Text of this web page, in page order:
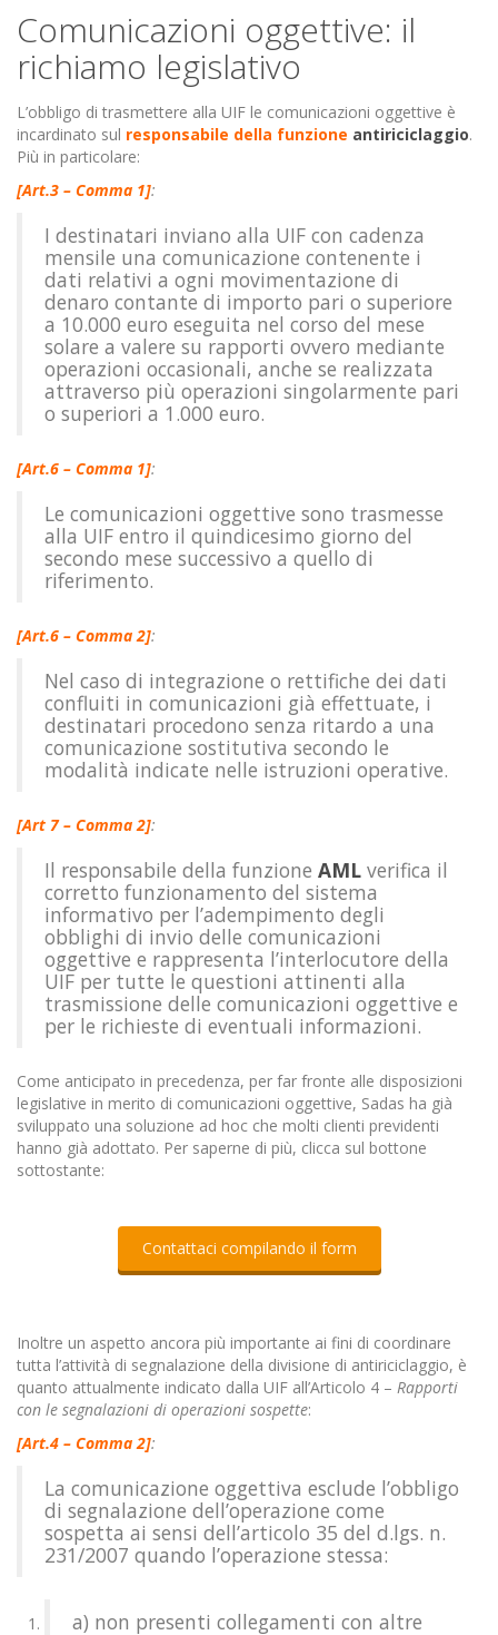
Comunicazioni oggettive: il
richiamo legislativo
L’obbligo di trasmettere alla UIF le comunicazioni oggettive è
incardinato sul responsabile della funzione antiriciclaggio.
Più in particolare:
[Art.3 – Comma 1]:
I destinatari inviano alla UIF con cadenza
mensile una comunicazione contenente i
dati relativi a ogni movimentazione di
denaro contante di importo pari o superiore
a 10.000 euro eseguita nel corso del mese
solare a valere su rapporti ovvero mediante
operazioni occasionali, anche se realizzata
attraverso più operazioni singolarmente pari
o superiori a 1.000 euro.
[Art.6 – Comma 1]:
Le comunicazioni oggettive sono trasmesse
alla UIF entro il quindicesimo giorno del
secondo mese successivo a quello di
riferimento.
[Art.6 – Comma 2]:
Nel caso di integrazione o rettifiche dei dati
confluiti in comunicazioni già effettuate, i
destinatari procedono senza ritardo a una
comunicazione sostitutiva secondo le
modalità indicate nelle istruzioni operative.
[Art 7 – Comma 2]:
Il responsabile della funzione AML verifica il
corretto funzionamento del sistema
informativo per l’adempimento degli
obblighi di invio delle comunicazioni
oggettive e rappresenta l’interlocutore della
UIF per tutte le questioni attinenti alla
trasmissione delle comunicazioni oggettive e
per le richieste di eventuali informazioni.
Come anticipato in precedenza, per far fronte alle disposizioni
legislative in merito di comunicazioni oggettive, Sadas ha già
sviluppato una soluzione ad hoc che molti clienti previdenti
hanno già adottato. Per saperne di più, clicca sul bottone
sottostante:
Contattaci compilando il form
Inoltre un aspetto ancora più importante ai fini di coordinare
tutta l’attività di segnalazione della divisione di antiriciclaggio, è
quanto attualmente indicato dalla UIF all’Articolo 4 – Rapporti
con le segnalazioni di operazioni sospette:
[Art.4 – Comma 2]:
La comunicazione oggettiva esclude l’obbligo
di segnalazione dell’operazione come
sospetta ai sensi dell’articolo 35 del d.lgs. n.
231/2007 quando l’operazione stessa:
a) non presenti collegamenti con altre